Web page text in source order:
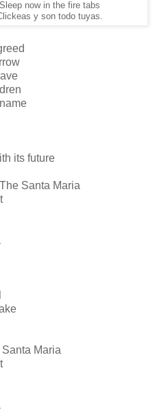
Sleep now in the fire tabs
y son todo tuyas.
its future
Santa Maria
Maria